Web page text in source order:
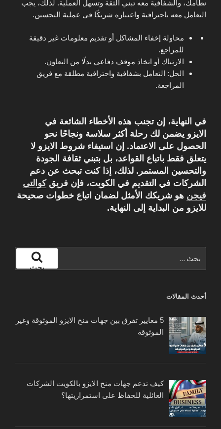
نظامك، والشفافية معه تبني الثقة وتسهل العملية. لذلك، يجب
التعامل معه باحترافية واعتباره شريكًا في عملية التحسين.
محاولة إخفاء المشاكل أو تقديم معلومات غير دقيقة
للمراجع.
الارتباك أو اتخاذ موقف دفاعي بدلًا من التعاون.
الحل: التعامل بشفافية واحترافية مطلقة مع فريق
المراجعة.
في النهاية، إن تجنب هذه الأخطاء الشائعة في
الايزو يضمن لك رحلة أكثر سلاسة ونجاحًا نحو
الحصول على الاعتماد. إن استيفاء شروط الايزو لا
يتعلق فقط باتباع القواعد، بل بتبني ثقافة الجودة
والتحسين المستمر. لذلك، إذا كنت تبحث عن دعم
الشركات في التقديم في الكويت، فإن فريقكوالتى
فيجن هو شريكك الأمثل لضمان اتباع خطوات صحيحة
للايزو من البداية إلى النهاية.
عن:
بحث
أحدث المقالات
5 معايير تفرق بين جهات منح الايزو الموثوقة وغير
الموثوقة
كيف تدعم جهات منح الايزو بالكويت الشركات
العائلية للحفاظ على استمراريتها؟